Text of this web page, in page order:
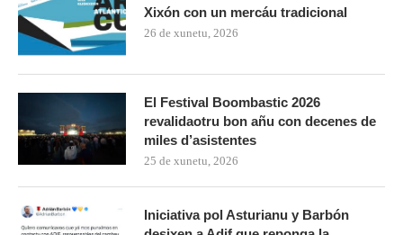
Xixón con un mercáu tradicional
26 de xunetu, 2026
El Festival Boombastic 2026
revalidaotru bon añu con decenes de
miles d’asistentes
25 de xunetu, 2026
Iniciativa pol Asturianu y Barbón